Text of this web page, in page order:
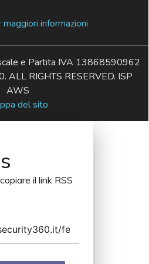
informazioni
e Partita IVA 13868590962
RIGHTS RESERVED. ISP
AWS
del sito
il link RSS